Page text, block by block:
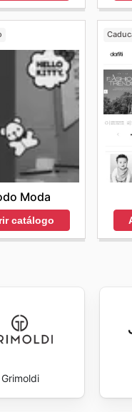
Moda
catálogo
Grimoldi